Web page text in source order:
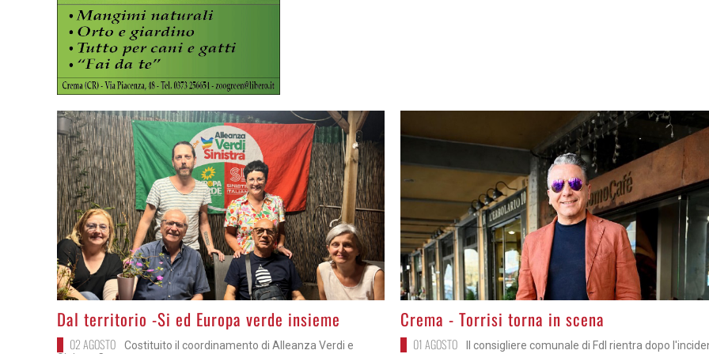
>
Dal territorio -Si ed Europa verde insieme
02 AGOSTO
Costituito il coordinamento di Alleanza Verdi e
>
Crema - Torrisi torna in scena
01 AGOSTO Il consigliere comunale di FdI rientra dopo